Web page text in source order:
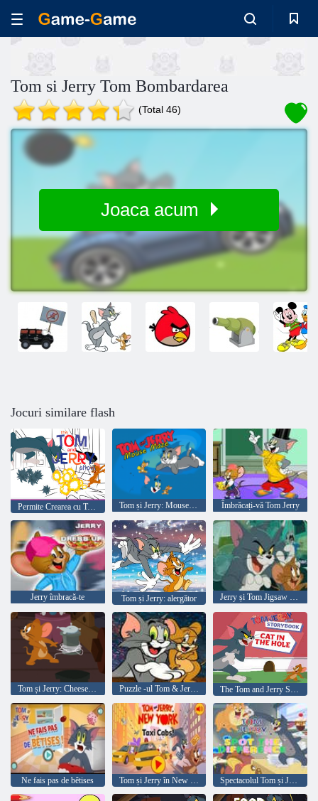
Tom si Jerry Tom Bombardarea
(Total 46)
Joaca acum
Jocuri similare flash
Permite Crearea cu Tom si Jerry Tom și Jerry: Mouse-ul Mazy Îmbrăcați-vă Tom Jerry
Jerry îmbracă-te Tom și Jerry: alergător Jerry și Tom Jigsaw Puzzle
Tom și Jerry: Cheese Dash Puzzle -ul Tom & Jerry Jigsaw The Tom and Jerry Show Storybook Cat in the Hole
Ne fais pas de bêtises Tom și Jerry în New York: taxiuri Spectacolul Tom și Jerry constată diferența